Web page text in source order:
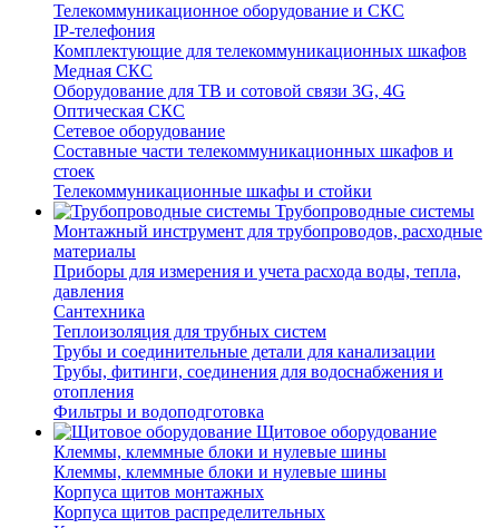
Телекоммуникационное оборудование и СКС
IP-телефония
Комплектующие для телекоммуникационных шкафов
Медная СКС
Оборудование для ТВ и сотовой связи 3G, 4G
Оптическая СКС
Сетевое оборудование
Составные части телекоммуникационных шкафов и
стоек
Телекоммуникационные шкафы и стойки
Трубопроводные системы
Монтажный инструмент для трубопроводов, расходные
материалы
Приборы для измерения и учета расхода воды, тепла,
давления
Сантехника
Теплоизоляция для трубных систем
Трубы и соединительные детали для канализации
Трубы, фитинги, соединения для водоснабжения и
отопления
Фильтры и водоподготовка
Щитовое оборудование
Клеммы, клеммные блоки и нулевые шины
Клеммы, клеммные блоки и нулевые шины
Корпуса щитов монтажных
Корпуса щитов распределительных